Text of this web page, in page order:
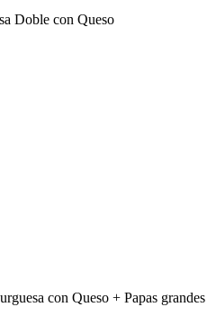
Doble con Queso
con Queso + Papas grandes